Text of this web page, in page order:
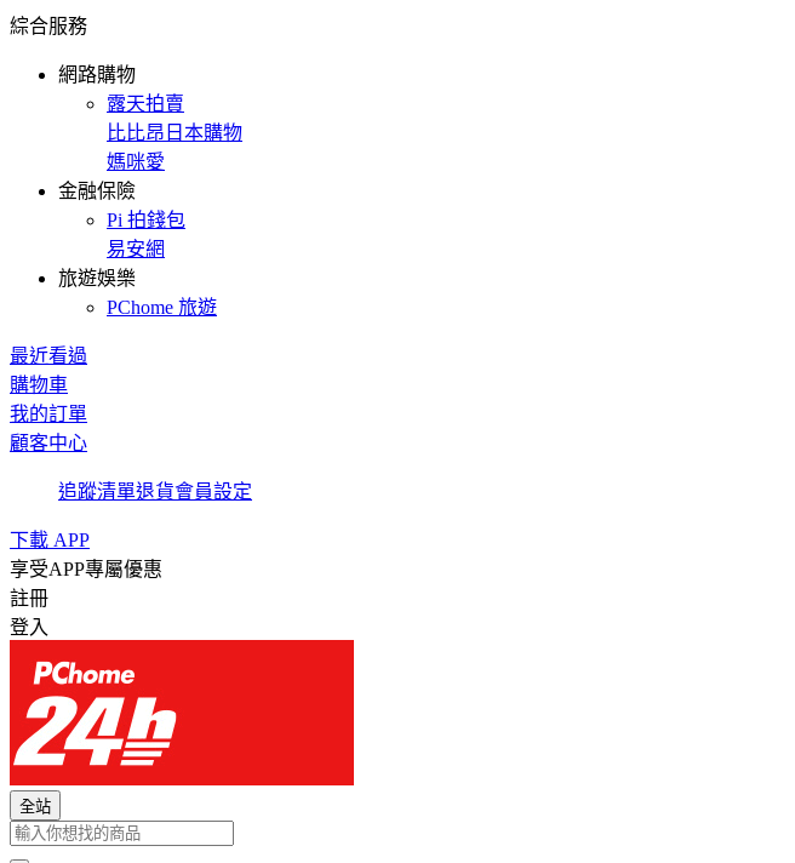
綜合服務
網路購物
露天拍賣
比比昂日本購物
媽咪愛
金融保險
Pi 拍錢包
易安網
旅遊娛樂
PChome 旅遊
最近看過
購物車
我的訂單
顧客中心
追蹤清單退貨會員設定
下載 APP
享受APP專屬優惠
註冊
登入
全站